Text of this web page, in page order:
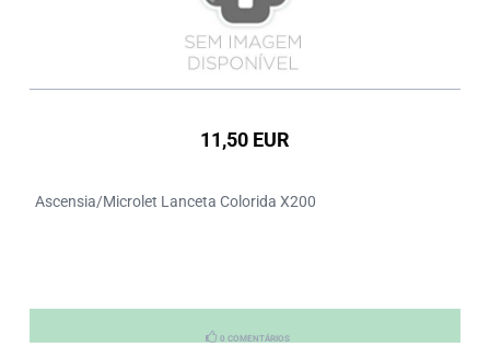
11,50 EUR
Ascensia/Microlet Lanceta Colorida X200
0 COMENTÁRIOS